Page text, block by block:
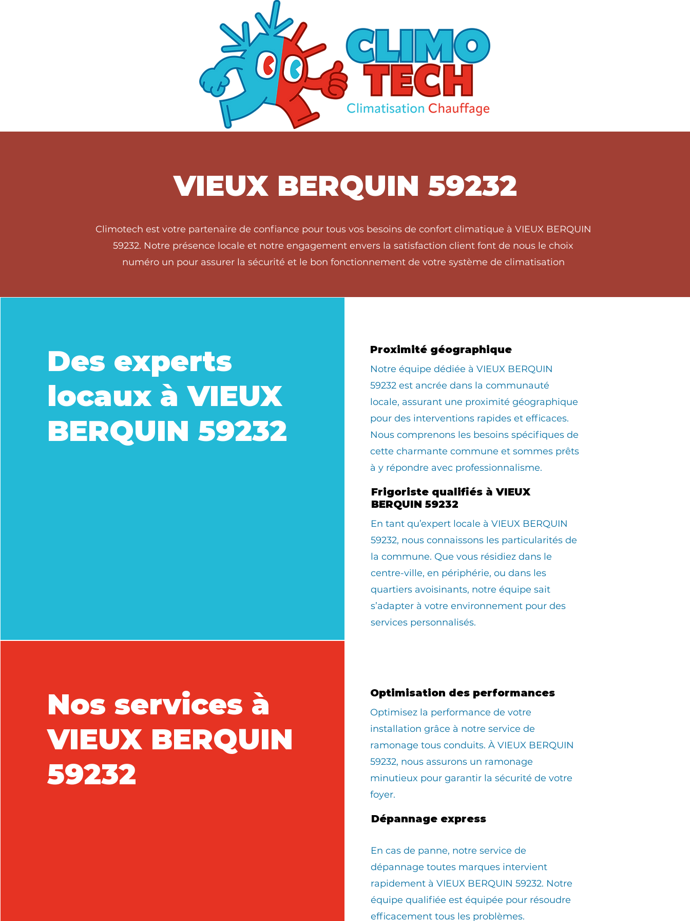
VIEUX BERQUIN 59232
Climotech est votre partenaire de confiance pour tous vos besoins de confort climatique à VIEUX BERQUIN
59232. Notre présence locale et notre engagement envers la satisfaction client font de nous le choix
numéro un pour assurer la sécurité et le bon fonctionnement de votre système de climatisation
Des experts
locaux à VIEUX
BERQUIN 59232
Proximité géographique
​Notre équipe dédiée à VIEUX BERQUIN
59232 est ancrée dans la communauté
locale, assurant une proximité géographique
pour des interventions rapides et efficaces.
Nous comprenons les besoins spécifiques de
cette charmante commune et sommes prêts
à y répondre avec professionnalisme.
Frigoriste qualifiés à VIEUX
BERQUIN 59232
En tant qu’expert locale à VIEUX BERQUIN
59232, nous connaissons les particularités de
la commune. Que vous résidiez dans le
centre-ville, en périphérie, ou dans les
quartiers avoisinants, notre équipe sait
s’adapter à votre environnement pour des
services personnalisés.
Nos services à
VIEUX BERQUIN
59232
Optimisation des performances
Optimisez la performance de votre
installation grâce à notre service de
ramonage tous conduits. À VIEUX BERQUIN
59232, nous assurons un ramonage
minutieux pour garantir la sécurité de votre
foyer.
Dépannage express
En cas de panne, notre service de
dépannage toutes marques intervient
rapidement à VIEUX BERQUIN 59232. Notre
équipe qualifiée est équipée pour résoudre
efficacement tous les problèmes.